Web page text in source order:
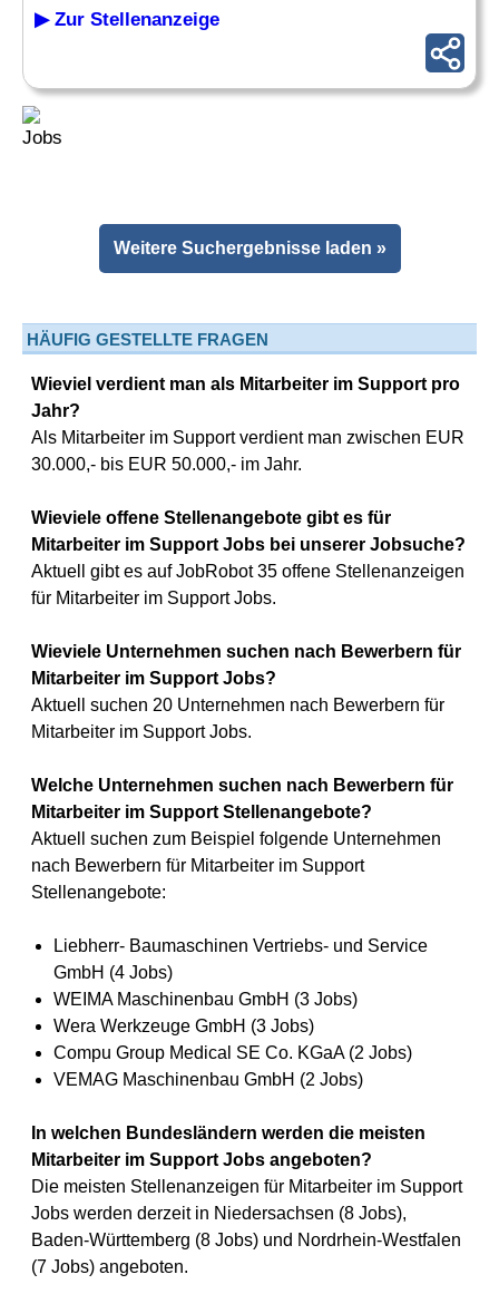
▶ Zur Stellenanzeige
Weitere Suchergebnisse laden »
HÄUFIG GESTELLTE FRAGEN
Wieviel verdient man als Mitarbeiter im Support pro
Jahr?
Als Mitarbeiter im Support verdient man zwischen EUR
30.000,- bis EUR 50.000,- im Jahr.
Wieviele offene Stellenangebote gibt es für
Mitarbeiter im Support Jobs bei unserer Jobsuche?
Aktuell gibt es auf JobRobot 35 offene Stellenanzeigen
für Mitarbeiter im Support Jobs.
Wieviele Unternehmen suchen nach Bewerbern für
Mitarbeiter im Support Jobs?
Aktuell suchen 20 Unternehmen nach Bewerbern für
Mitarbeiter im Support Jobs.
Welche Unternehmen suchen nach Bewerbern für
Mitarbeiter im Support Stellenangebote?
Aktuell suchen zum Beispiel folgende Unternehmen
nach Bewerbern für Mitarbeiter im Support
Stellenangebote:
Liebherr- Baumaschinen Vertriebs- und Service
GmbH (4 Jobs)
WEIMA Maschinenbau GmbH (3 Jobs)
Wera Werkzeuge GmbH (3 Jobs)
Compu Group Medical SE Co. KGaA (2 Jobs)
VEMAG Maschinenbau GmbH (2 Jobs)
In welchen Bundesländern werden die meisten
Mitarbeiter im Support Jobs angeboten?
Die meisten Stellenanzeigen für Mitarbeiter im Support
Jobs werden derzeit in Niedersachsen (8 Jobs),
Baden-Württemberg (8 Jobs) und Nordrhein-Westfalen
(7 Jobs) angeboten.